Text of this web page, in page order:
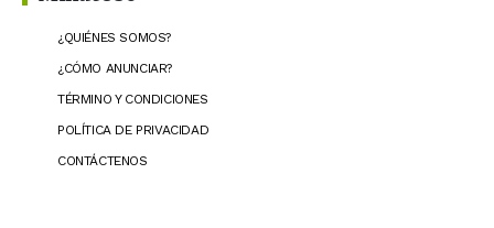
¿QUIÉNES SOMOS?
¿CÓMO ANUNCIAR?
TÉRMINO Y CONDICIONES
POLÍTICA DE PRIVACIDAD
CONTÁCTENOS